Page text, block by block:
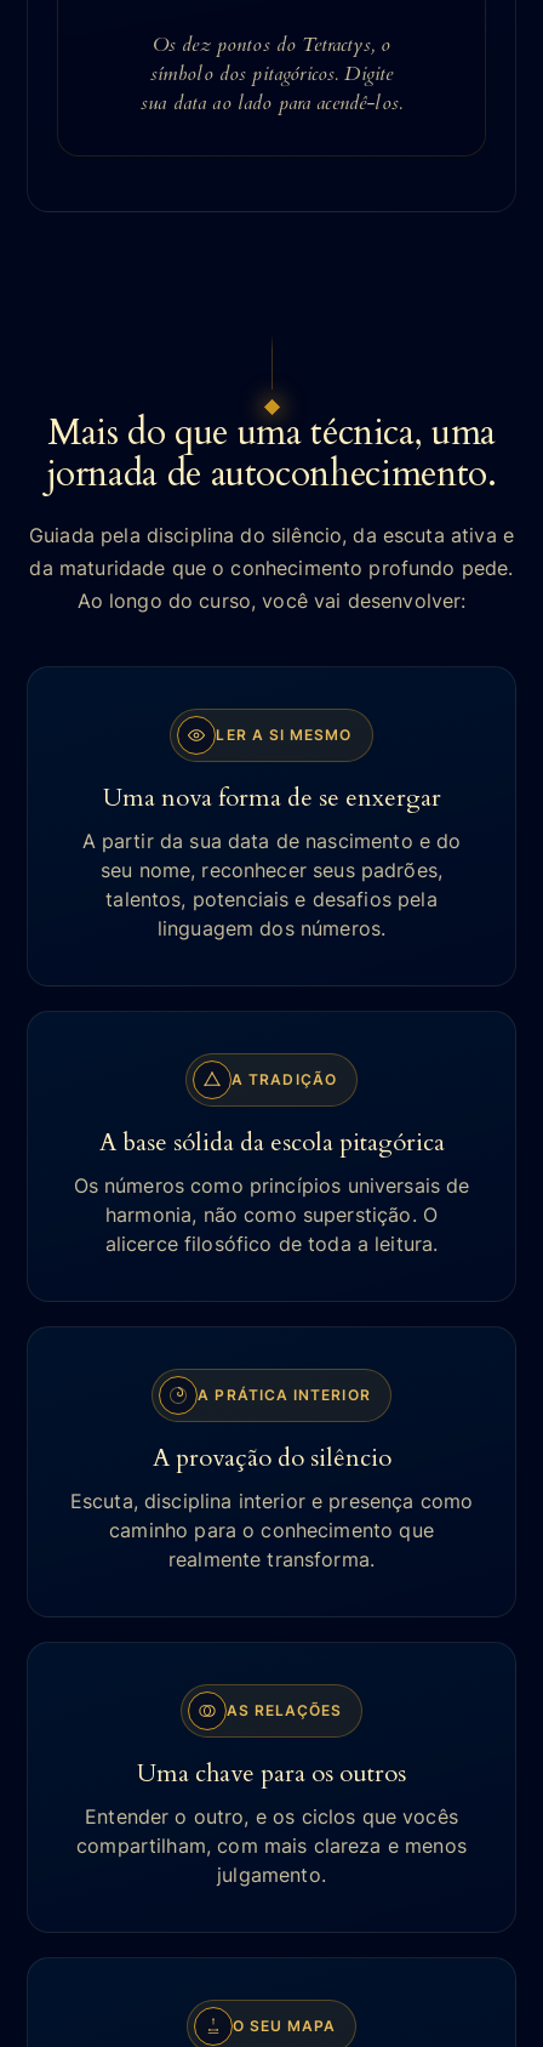
Os dez pontos do Tetractys, o
símbolo dos pitagóricos. Digite
sua data ao lado para acendê-los.
Mais do que uma técnica, uma
jornada de autoconhecimento.
Guiada pela disciplina do silêncio, da escuta ativa e
da maturidade que o conhecimento profundo pede.
Ao longo do curso, você vai desenvolver:
LER A SI MESMO
Uma nova forma de se enxergar
A partir da sua data de nascimento e do
seu nome, reconhecer seus padrões,
talentos, potenciais e desafios pela
linguagem dos números.
A TRADIÇÃO
A base sólida da escola pitagórica
Os números como princípios universais de
harmonia, não como superstição. O
alicerce filosófico de toda a leitura.
A PRÁTICA INTERIOR
A provação do silêncio
Escuta, disciplina interior e presença como
caminho para o conhecimento que
realmente transforma.
AS RELAÇÕES
Uma chave para os outros
Entender o outro, e os ciclos que vocês
compartilham, com mais clareza e menos
julgamento.
O SEU MAPA